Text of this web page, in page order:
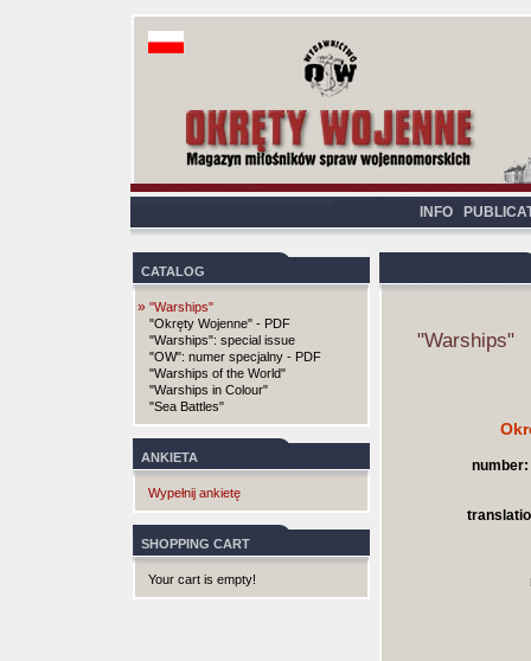
INFO
CATALOG
» "Warships"
"Okręty Wojenne" - PDF
"Warships": special issue
"OW": numer specjalny - PDF
"Warships of the World"
"Warships in Colour"
"Sea Battles"
ANKIETA
Wypełnij ankietę
SHOPPING CART
Your cart is empty!
"Warships"
number: